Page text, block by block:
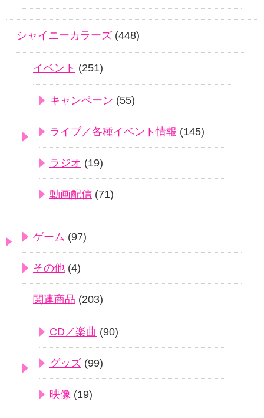
シャイニーカラーズ (448)
イベント (251)
キャンペーン (55)
ライブ／各種イベント情報 (145)
ラジオ (19)
動画配信 (71)
ゲーム (97)
その他 (4)
関連商品 (203)
CD／楽曲 (90)
グッズ (99)
映像 (19)